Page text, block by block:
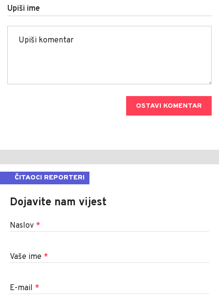
Upiši ime
OSTAVI KOMENTAR
ČITAOCI REPORTERI
Dojavite nam vijest
Naslov *
Vaše ime *
E-mail *